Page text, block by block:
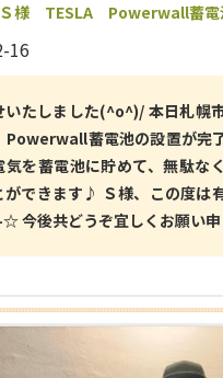
様 TESLA Powerwall蓄
16
いたしました(^o^)/ 本日札幌
蓄電池の設置が完
気を蓄電池に貯めて、無駄な
ができます♪ Ｓ様、この度は
今後共どうぞ宜しくお願い申